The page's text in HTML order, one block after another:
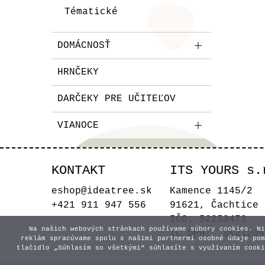
Tématické
DOMÁCNOSŤ
HRNČEKY
DARČEKY PRE UČITEĽOV
VIANOCE
KONTAKT
eshop@ideatree.sk
+421 911 947 556
ITS YOURS
Kamence 1145/2
91621, Čachtice
IČO: 52253473
IČ DPH:
Na našich webových stránkach používame súbory
reklám spracúvame spolu s našimi partnermi osobné údaje
tlačidlo „Súhlasím so všetkými“ súhlasíte s využívaním